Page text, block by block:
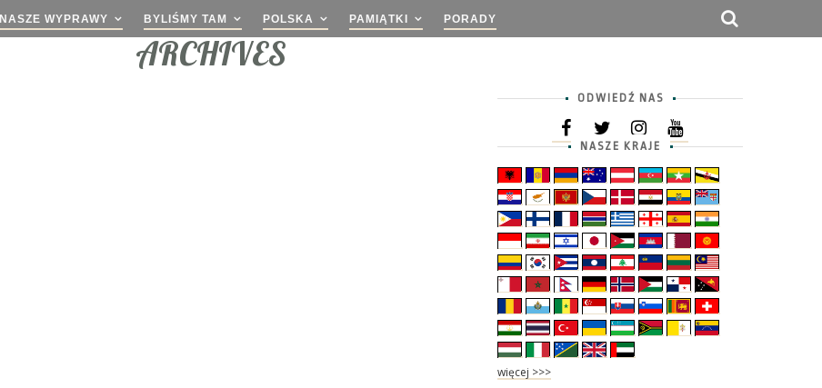
NASZE WYPRAWY BYLIŚMY TAM POLSKA PAMIĄTKI PORADY
ARCHIVES
ODWIEDŹ NAS
NASZE KRAJE
więcej >>>